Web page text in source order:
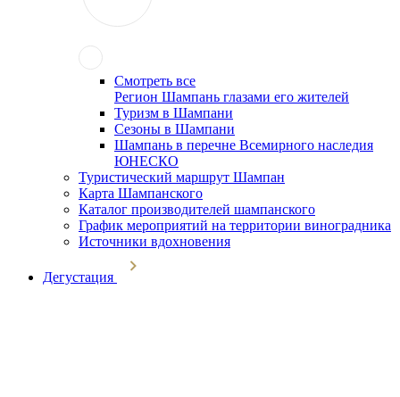
Смотреть все
Регион Шампань глазами его жителей
Туризм в Шампани
Сезоны в Шампани
Шампань в перечне Всемирного наследия
ЮНЕСКО
Туристический маршрут Шампан
Карта Шампанского
Каталог производителей шампанского
График мероприятий на территории виноградника
Источники вдохновения
Дегустация